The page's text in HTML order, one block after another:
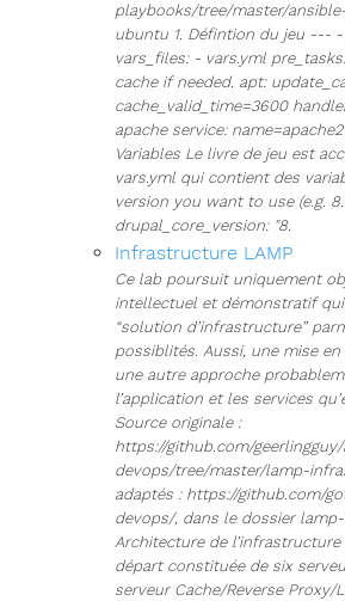
playbooks/tree/master/
ubuntu 1. Défintion du jeu ---
vars_files: - vars.yml
cache if needed. apt:
cache_valid_time=3600
apache service:
Variables Le livre de jeu est
vars.yml qui contient des
version you want to use (e.g.
drupal_core_version: "8.
Infrastructure LAMP
Ce lab poursuit uniquement
intellectuel et démonstratif qui
“solution d’infrastructure”
possiblités. Aussi, une mise
une autre approche
l’application et les services
Source originale :
https://github.com/
devops/tree/master/lamp-
adaptés : https://github.com/
devops/, dans le dossier
Architecture de l’infrastructure
départ constituée de six
serveur Cache/Reverse Proxy/